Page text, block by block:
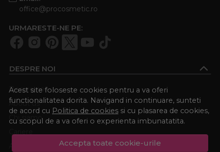
Acest site foloseste cookies pentru a va oferi
functionalitatea dorita. Navigand in continuare, sunteti
de acord cu Politica de cookies si cu plasarea de cookies,
cu scopul de a va oferi o experienta imbunatatita.
Accepta toate cookie-urile
office@procosmetic.ro
URMARESTE-NE PE:
DESPRE NOI
Despre noi
About us
Chi siamo
Academia Procosmetic